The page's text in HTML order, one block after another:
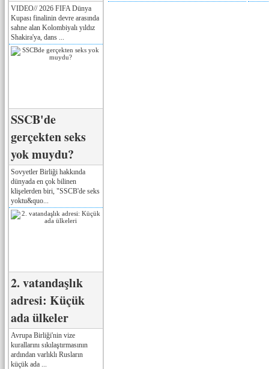
VIDEO// 2026 FIFA Dünya
Kupası finalinin devre arasında
sahne alan Kolombiyalı yıldız
Shakira'ya, dans ...
SSCB'de
gerçekten seks
yok muydu?
Sovyetler Birliği hakkında
dünyada en çok bilinen
klişelerden biri, "SSCB'de seks
yoktu&quo...
2. vatandaşlık
adresi: Küçük
ada ülkeler
Avrupa Birliği'nin vize
kurallarını sıkılaştırmasının
ardından varlıklı Rusların
küçük ada ...